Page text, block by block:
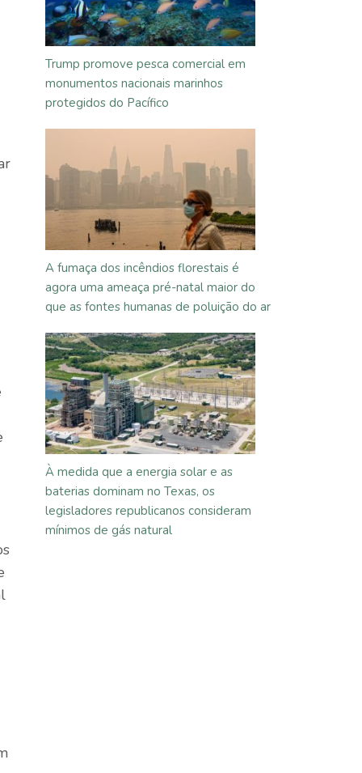
Trump promove pesca comercial em
monumentos nacionais marinhos
protegidos do Pacífico
A fumaça dos incêndios florestais é
agora uma ameaça pré-natal maior do
que as fontes humanas de poluição do ar
À medida que a energia solar e as
baterias dominam no Texas, os
legisladores republicanos consideram
mínimos de gás natural